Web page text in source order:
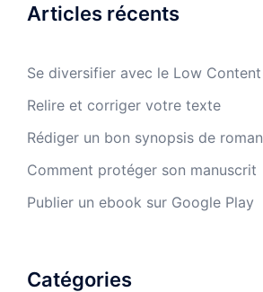
Articles récents
Se diversifier avec le Low Content
Relire et corriger votre texte
Rédiger un bon synopsis de roman
Comment protéger son manuscrit
Publier un ebook sur Google Play
Catégories